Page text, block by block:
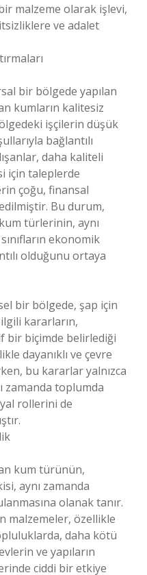
malzeme olarak işlevi,
ve adalet
bir bölgede yapılan
kumların kalitesiz
işçilerin düşük
bağlantılı
daha kaliteli
için taleplerde
çoğu, finansal
Bu durum,
türlerinin, aynı
ekonomik
olduğunu ortaya
bir bölgede, şap için
kararların,
bir biçimde belirlediği
dayanıklı ve çevre
bu kararlar yalnızca
zamanda toplumda
rollerini de
kum türünün,
aynı zamanda
olanak tanır.
malzemeler, özellikle
daha kötü
ve yapıların
ciddi bir etkiye